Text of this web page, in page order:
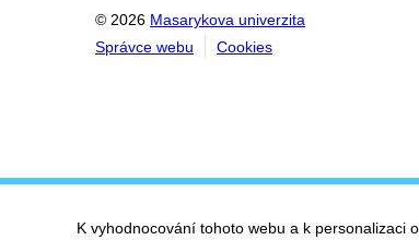
© 2026 Masarykova univerzita
Správce webu
Cookies
K vyhodnocování tohoto webu a k personalizaci